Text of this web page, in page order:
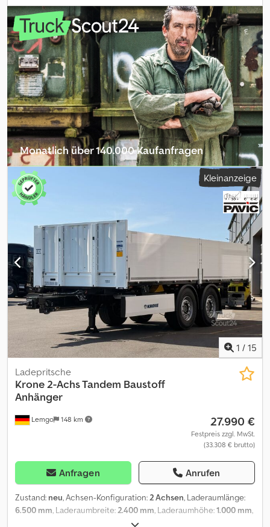
WechselbrückenanhängerFahrzeugdaten: Hersteller: Krone
Crsdpfx Aoy Hn Tlsdiof * Typ: AZ * Baujahr: 10/2015 * HU gültig bis:
10/2026 Ausstattung: Luftfederung * ABS (Antiblockiersystem)
Bereifung: Reifengröße: 445/45 R19.5 160J
Monatlich über 140.000 Kaufanfragen
Kleinanzeige
1 / 15
Lemgo 148 km
Ladepritsche
Krone2-Achs Tandem Baustoff
Anhänger
27.990 €
Festpreis zzgl. MwSt.
(33.308 € brutto)
Anfragen Anrufen
Zustand: neu, Achsen-Konfiguration:2 Achsen, Laderaumlänge:
6.500 mm, Laderaumbreite:2.400 mm, Laderaumhöhe:1.000 mm,
385/65-22,5